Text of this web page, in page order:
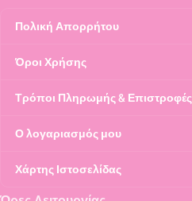
Πολική Απορρήτου
Όροι Χρήσης
Τρόποι Πληρωμής & Επιστροφές
Ο λογαριασμός μου
Χάρτης Ιστοσελίδας